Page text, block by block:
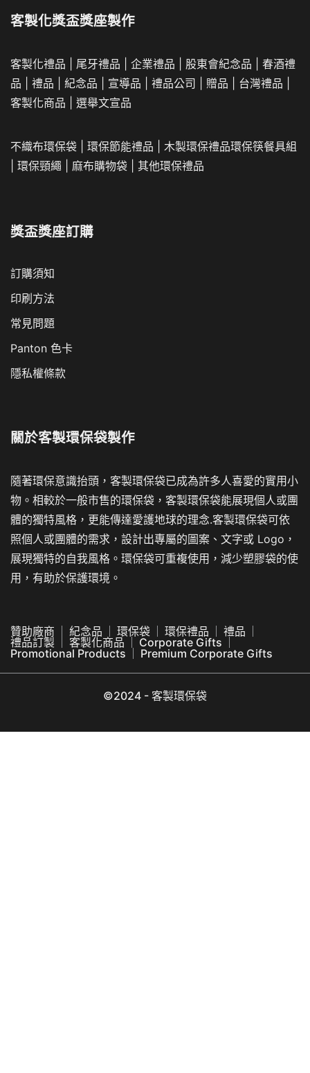
客製化獎盃獎座製作
客製化禮品 尾牙禮品 企業禮品 股東會紀念品
春酒禮
品
禮品 紀念品 宣導品 禮品公司 贈品 台灣禮品
客製化商品
選舉文宣品
不織布環保袋 環保節能禮品 木製環保禮品環保筷餐具組
環保頸繩 麻布購物袋 其他環保禮品
獎盃獎座訂購
訂購須知
印刷方法
常見問題
Panton 色卡
隱私權條款
關於客製環保袋製作
隨著環保意識抬頭，客製環保袋已成為許多人喜愛的實用小
物。相較於一般市售的環保袋，客製環保袋能展現個人或團
體的獨特風格，更能傳達愛護地球的理念.客製環保袋可依
照個人或團體的需求，設計出專屬的圖案、文字或 Logo，
展現獨特的自我風格。環保袋可重複使用，減少塑膠袋的使
用，有助於保護環境。
贊助廠商 紀念品 環保袋 環保禮品
禮品
禮品訂製
客製化商品
Corporate Gifts
Promotional Products
Premium Corporate Gifts
©2024 - 客製環保袋